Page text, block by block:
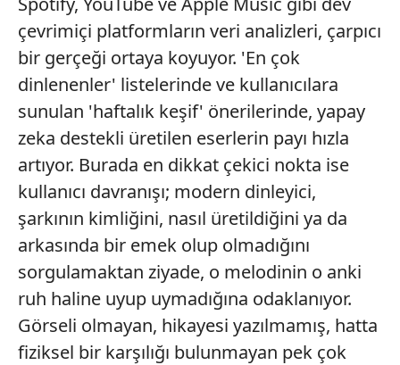
çevrimiçi platformların veri analizleri, çarpıcı
bir gerçeği ortaya koyuyor. 'En çok
dinlenenler' listelerinde ve kullanıcılara
sunulan 'haftalık keşif' önerilerinde, yapay
zeka destekli üretilen eserlerin payı hızla
artıyor. Burada en dikkat çekici nokta ise
kullanıcı davranışı; modern dinleyici,
şarkının kimliğini, nasıl üretildiğini ya da
arkasında bir emek olup olmadığını
sorgulamaktan ziyade, o melodinin o anki
ruh haline uyup uymadığına odaklanıyor.
Görseli olmayan, hikayesi yazılmamış, hatta
fiziksel bir karşılığı bulunmayan pek çok